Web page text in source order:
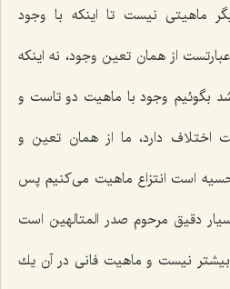
ماهیتى نیست تا اینكه با وجود
از همان تعین وجود، نه اینكه
بگوئیم وجود با ماهیت دو تاست و
اختلاف دارد، ما از همان تعین و
است انتزاع ماهیت مى‌كنیم پس
دقیق مرحوم صدر المتالهین است
بیشتر نیست و ماهیت فانى در آن یك